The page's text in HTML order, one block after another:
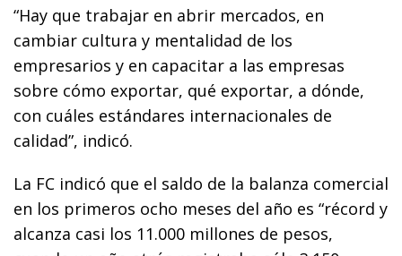
“Hay que trabajar en abrir mercados, en
cambiar cultura y mentalidad de los
empresarios y en capacitar a las empresas
sobre cómo exportar, qué exportar, a dónde,
con cuáles estándares internacionales de
calidad”, indicó.
La FC indicó que el saldo de la balanza comercial
en los primeros ocho meses del año es “récord y
alcanza casi los 11.000 millones de pesos,